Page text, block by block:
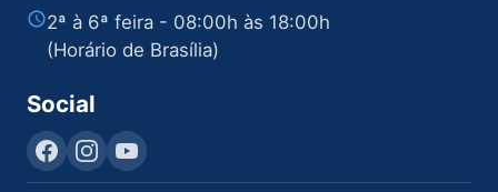
2ª à 6ª feira - 08:00h às 18:00h
(Horário de Brasília)
Social